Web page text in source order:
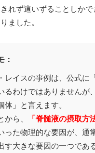
れず這いずることしか
ました。
：
レイスの事例は、公式に
るわけではありませんが
体」と言えます。
から、
「脊髄液の摂取方
った物理的な要因が、通
す大きな要因の一つであ